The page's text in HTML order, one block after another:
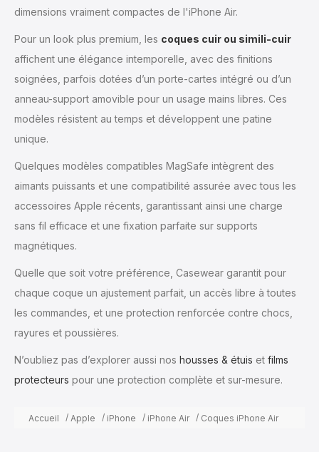
dimensions vraiment compactes de l'iPhone Air.
Pour un look plus premium, les coques cuir ou simili-cuir
affichent une élégance intemporelle, avec des finitions
soignées, parfois dotées d’un porte-cartes intégré ou d’un
anneau-support amovible pour un usage mains libres. Ces
modèles résistent au temps et développent une patine
unique.
Quelques modèles compatibles MagSafe intègrent des
aimants puissants et une compatibilité assurée avec tous les
accessoires Apple récents, garantissant ainsi une charge
sans fil efficace et une fixation parfaite sur supports
magnétiques.
Quelle que soit votre préférence, Casewear garantit pour
chaque coque un ajustement parfait, un accès libre à toutes
les commandes, et une protection renforcée contre chocs,
rayures et poussières.
N’oubliez pas d’explorer aussi nos housses & étuis et films
protecteurs pour une protection complète et sur-mesure.
Accueil Apple iPhone iPhone Air Coques iPhone Air